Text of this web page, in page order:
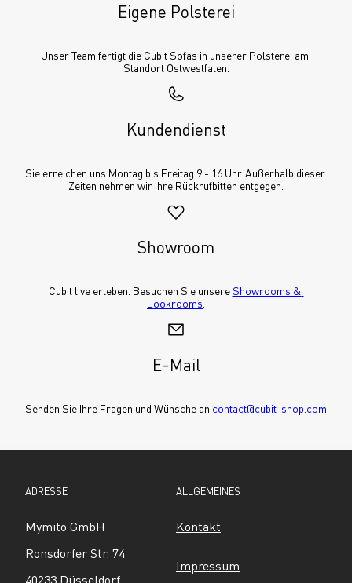
Eigene Polsterei
Unser Team fertigt die Cubit Sofas in unserer Polsterei am
Standort Ostwestfalen.
Kundendienst
Sie erreichen uns Montag bis Freitag 9 - 16 Uhr. Außerhalb dieser
Zeiten nehmen wir Ihre Rückrufbitten entgegen.
Showroom
Cubit live erleben. Besuchen Sie unsere Showrooms &
Lookrooms
E-Mail
Senden Sie Ihre Fragen und Wünsche an contact@cubit-shop.com
ADRESSE
Mymito GmbH
Ronsdorfer Str. 74
40233 Düsseldorf
ALLGEMEINES
Kontakt
Impressum